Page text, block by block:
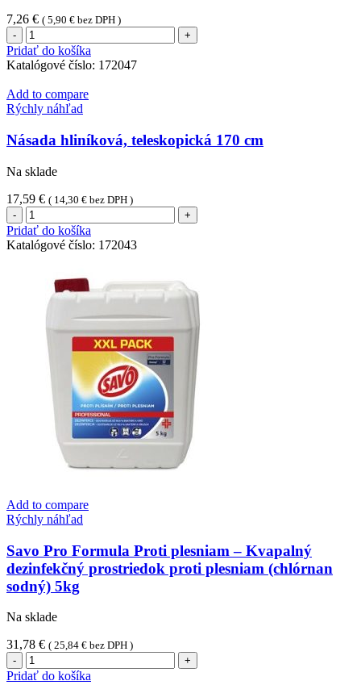
7,26 € ( 5,90 € bez DPH )
množstvo
Mop
plochý
mikrovlákno
40
cm
Pridať do košíka
Katalógové číslo: 172047
Add to compare
Rýchly náhľad
Násada hliníková, teleskopická 170 cm
Na sklade
17,59 € ( 14,30 € bez DPH )
množstvo
Násada
hliníková,
teleskopická
Pridať do košíka
Katalógové číslo: 172043
Add to compare
Rýchly náhľad
Savo Pro Formula Proti plesniam – Kvapalný
dezinfekčný prostriedok proti plesniam (chlórnan
sodný) 5kg
Na sklade
31,78 € ( 25,84 € bez DPH )
množstvo
Savo
Pridať do košíka